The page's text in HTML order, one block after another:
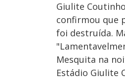
Giulite
confirmou que
foi destruída.
Mesquita na
Estádio Giulite